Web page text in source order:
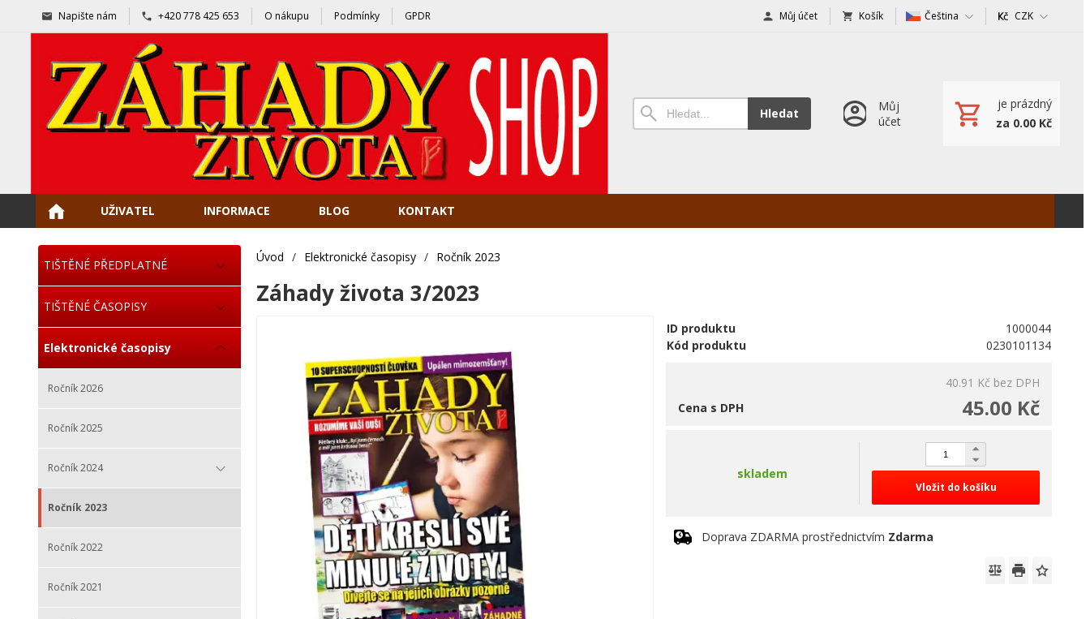
Napište nám +420 778 425 653 O nákupu Podmínky GPDR Můj účet Košík Čeština CZK
Hledat
Můj
účet
je prázdný
za 0.00 Kč
UŽIVATEL INFORMACE BLOG KONTAKT
TIŠTĚNÉ PŘEDPLATNÉ
TIŠTĚNÉ ČASOPISY
Elektronické časopisy
Ročník 2026
Ročník 2025
Ročník 2024
Ročník 2023
Ročník 2022
Ročník 2021
Úvod / Elektronické časopisy / Ročník 2023
Záhady života 3/2023
ID produktu
1000044
Kód produktu
0230101134
40.91 Kč bez DPH
45.00 Kč
Cena s DPH
skladem
Vložit do košíku
Doprava ZDARMA prostřednictvím Zdarma